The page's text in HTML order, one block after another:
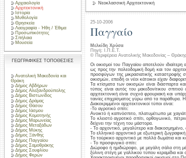
Αρχαιολογία
Αρχιτεκτονική
Ιστορία
Μυθολογία
Θρησκεία
Λαογραφία - Ήθη / Έθιμα
Προσωπικότητες
Σπήλαια
Μουσεία
ΓΕΩΓΡΑΦΙΚΕΣ ΤΟΠΟΘΕΣΙΕΣ
Ανατολική Μακεδονία και
Θράκη
Δήμος Αβδήρων
Δήμος Αλεξανδρούπολης
Δήμος Βιστωνίδος
Δήμος Δράμας
Δήμος Θάσου
Δήμος Ιάσμου
Δήμος Κομοτηνής
Δήμος Μαρωνείας
Δήμος Μεταξάδων
Δήμος Μύκης
Δήμος Ξάνθης
Δήμος Παγγαίου
Δήμος Σαμοθράκης
Δήμος Σουφλίου
Δήμος Φερών
Νεοκλασσική Αρχιτεκτονική
25-10-2006
Παγγαίο
Μελκίδη Χρύσα
Πηγή: Ι.Π.Ε.Τ.
© Περιφέρεια Ανατολικής Μακεδονίας – Θράκης
Οι οικισμοί του Παγγαίου αποτελούν
ως προς την πολεοδομική δομή και τον
προσφύγων της μικρασιατικής καταστροφής
οικισμών, επειδή οι νέοι κάτοικοι είχαν
Τα κτίσματα των οικισμών είναι διάσπαρτα
τύπος είναι αυτός του μακεδονίτικου
αρχιτεκτονική είναι συχνά φρουριακή και
ταινίες επιχρίσματος γύρω από τα παράθυρα. Η
Διακεκριμμένοι αρχιτεκτονικοί τύποι είναι:
-Το αγροτικό σπίτι:
Ανοικτό ή καπνόσπιτο, πλατυμέτωπο με
Το κλειστό αγροτικό σπίτι, ορθογωνικό,
δείχνει την τέχνη του μάστορα.
- Το αρχοντικό, μεγαλύτερο και
Το ελληνικό αρχοντικό με εξωτερική
Το τούρκικο αρχοντικό με πολλά δωμάτια και
- Το προσφυγικό σπίτι:
Διώροφο ή ημιδιώροφο, με μεγάλη σάλα στη
ξύλινη στέγη με γαλλικoύ τύπου κεραμίδια